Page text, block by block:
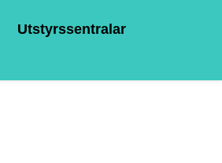
Utstyrssentralar